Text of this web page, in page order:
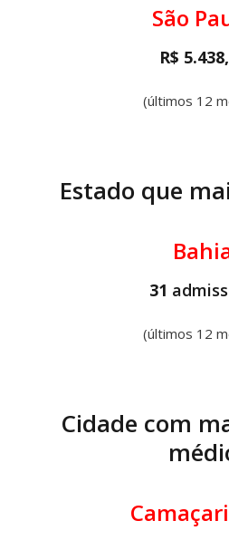
São
R$
(últimos 12
Estado que
31
(últimos 12
Cidade com